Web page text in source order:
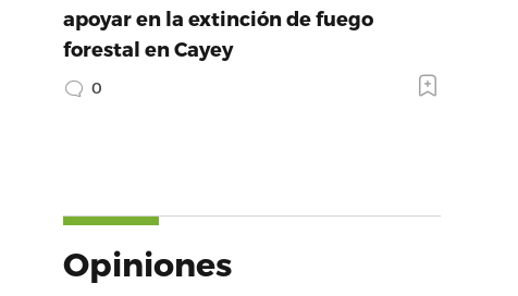
apoyar en la extinción de fuego
forestal en Cayey
0
Opiniones